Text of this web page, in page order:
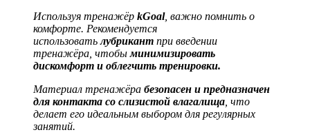
Используя тренажёр kGoal, важно помнить о
комфорте. Рекомендуется
использоватьлубрикант при введении
тренажёра, чтобыминимизировать
дискомфорт и облегчить тренировки.
Материал тренажёра безопасен и предназначен
для контакта со слизистой влагалища , что
делает его идеальным выбором для регулярных
занятий.